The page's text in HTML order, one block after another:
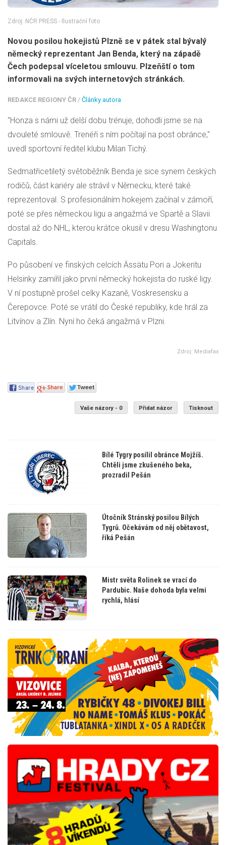
Zdroj: NČR PRESS - Ilustrační foto
Novou posilou hokejistů Plzně se v pátek stal bývalý
německý reprezentant Jan Benda, který na západě
Čech podepsal víceletou smlouvu. Plzeňští o tom
informovali na svých internetových stránkách.
REDAKCE REGIONY ČR / Články autora
"Honza s námi už delší dobu trénuje, dohodli jsme se na
dvouleté smlouvě. Trenéři s ním počítají na post obránce,"
uvedl sportovní ředitel klubu Milan Tichý.
Sedmatřicetiletý světoběžník Benda je sice synem českých
rodičů, část kariéry ale strávil v Německu, které také
reprezentoval. S profesionálním hokejem začínal v zámoří,
poté se přes německou ligu a angažmá ve Spartě a Slavii
dostal až do NHL, kterou krátce okusil v dresu Washingtonu
Capitals.
Po působení ve finských celcích Ässätu Pori a Jokeritu
Helsinky zamířil jako první německý hokejista do ruské ligy.
V ní postupně prošel celky Kazaně, Voskresensku a
Čerepovce. Poté se vrátil do České republiky, kde hrál za
Litvínov a Zlín. Nyní ho čeká angažmá v Plzni.
Zdroj: Mediafax
Vaše názory - 0 Přidat názor Tisknout
Bílé Tygry posílil obránce Mojžíš.
Chtěli jsme zkušeného beka,
prozradil Pešán
Útočník Stránský posilou Bílých
Tygrů. Očekávám od něj obětavost,
říká Pešán
Mistr světa Rolinek se vrací do
Pardubic. Naše dohoda byla velmi
rychlá, hlásí